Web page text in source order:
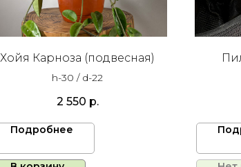
Хойя Карноза (подвесная)
h-30 / d-22
2 550 р.
Подробнее